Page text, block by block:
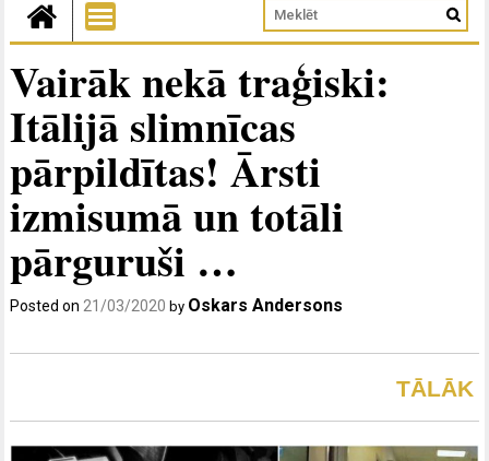
Vairāk nekā traģiski:
Itālijā slimnīcas
pārpildītas! Ārsti
izmisumā un totāli
pārguruši …
Posted on21/03/2020 by Oskars Andersons
TĀLĀK